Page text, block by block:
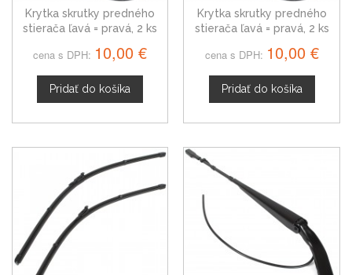
Krytka skrutky predného
stierača ľavá = pravá, 2 ks
cena s DPH: 10,00 €
Pridať do košíka
Krytka skrutky predného
stierača ľavá = pravá, 2 ks
cena s DPH: 10,00 €
Pridať do košíka